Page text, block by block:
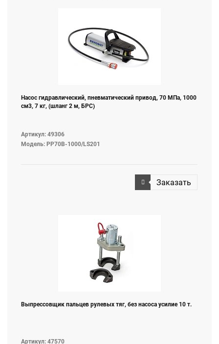
Насос гидравлический, пневматический привод, 70 МПа, 1000
см3, 7 кг, (шланг 2 м, БРС)
Артикул: 49306
Модель: PP70B-1000/LS201
Заказать
Выпреcсовщик пальцев рулевых тяг, без насоса усилие 10 т.
Артикул: 47570